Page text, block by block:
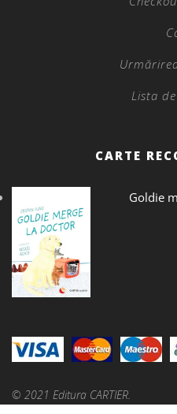
Lista
CARTE
Goldie
© 2021 Editura CARTIER.